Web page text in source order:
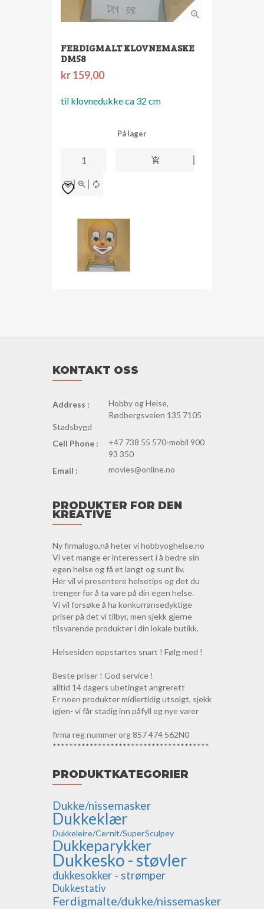
FERDIGMALT KLOVNEMASKE
DM58
kr159,00
til klovnedukke ca 32 cm
På lager
ferdigmalt
klovnemaske
antall
KONTAKT OSS
Address :
Hobby og Helse,
Rødbergsveien 135 7105
Stadsbygd
Cell Phone :
+47 738 55 570-mobil 900
93 350
Email :
movies@online.no
PRODUKTER FOR DEN
KREATIVE
Ny firmalogo,nå heter vi hobbyoghelse.no
Vi vet mange er interessert i å bedre sin
egen helse og få et langt og sunt liv.
Her vil vi presentere helsetips og det du
trenger for å ta vare på din egen helse.
Vi vil forsøke å ha konkurransedyktige
priser på det vi tilbyr, men sjekk gjerne
tilsvarende produkter i din lokale butikk.
Helsesiden oppstartes snart ! Følg med !
Beste priser ! God service !
alltid 14 dagers ubetinget angrerett
Er noen produkter midlertidig utsolgt, sjekk
igjen- vi får stadig inn påfyll og nye varer
firma reg nummer org 857 474 562N0
**************************************
PRODUKTKATEGORIER
Dukke/nissemasker
Dukkeklær
Dukkeleire/Cernit/SuperSculpey
Dukkeparykker
Dukkesko - støvler
dukkesokker - strømper
Dukkestativ
Ferdigmalte/dukke/nissemasker